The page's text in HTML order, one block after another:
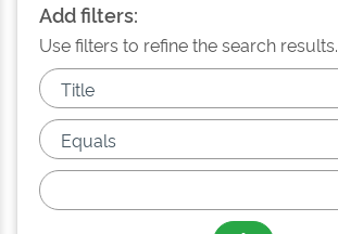
Add filters:
Use filters to refine the search results.